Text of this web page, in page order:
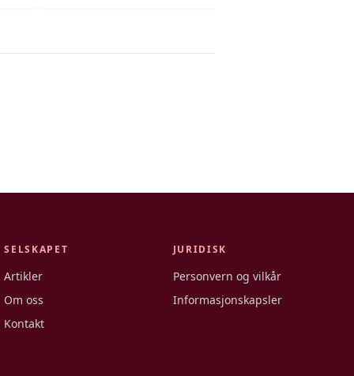
SELSKAPET
Artikler
Om oss
Kontakt
JURIDISK
Personvern og vilkår
Informasjonskapsler